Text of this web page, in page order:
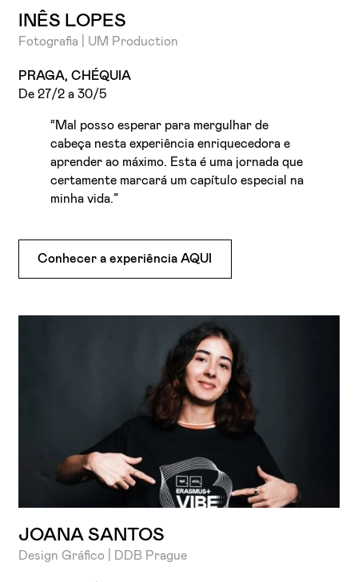
INÊS LOPES
Fotografia | UM Production
PRAGA, CHÉQUIA
De 27/2 a 30/5
“Mal posso esperar para mergulhar de
cabeça nesta experiência enriquecedora e
aprender ao máximo. Esta é uma jornada que
certamente marcará um capítulo especial na
minha vida.”
Conhecer a experiência AQUI
JOANA SANTOS
Design Gráfico | DDB Prague